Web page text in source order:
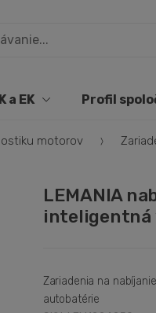
a EK Profil
motorov
LEMANIA
inteligentná
Zariadenia na
autobatérie